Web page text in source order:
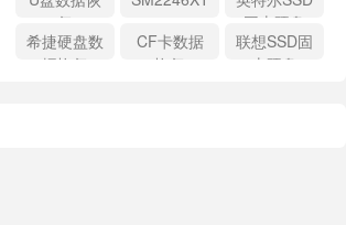
复
固态硬盘
希捷硬盘数
据恢复
CF卡数据
恢复
联想SSD固
态硬盘